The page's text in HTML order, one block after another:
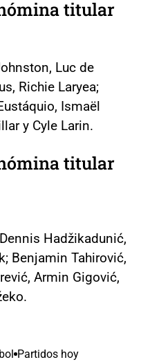
titular
Luc de
Richie Laryea;
Ismaël
y Cyle Larin.
titular
Hadžikadunić,
Benjamin Tahirović,
Armin Gigović,
Partidos hoy